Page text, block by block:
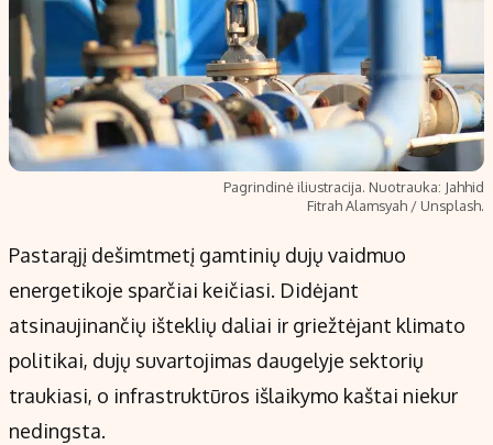
Infliacija
Migracija
Įdomios naujienos
Redakcija
Apie mus
Turinio žymėjimo taisyklės
Kontaktai
Regionų naujienos
Indėlių palūkanos
Pagrindinė iliustracija. Nuotrauka: Jahhid
Fitrah Alamsyah / Unsplash.
Pastarąjį dešimtmetį gamtinių dujų vaidmuo
energetikoje sparčiai keičiasi. Didėjant
atsinaujinančių išteklių daliai ir griežtėjant klimato
politikai, dujų suvartojimas daugelyje sektorių
traukiasi, o infrastruktūros išlaikymo kaštai niekur
nedingsta.